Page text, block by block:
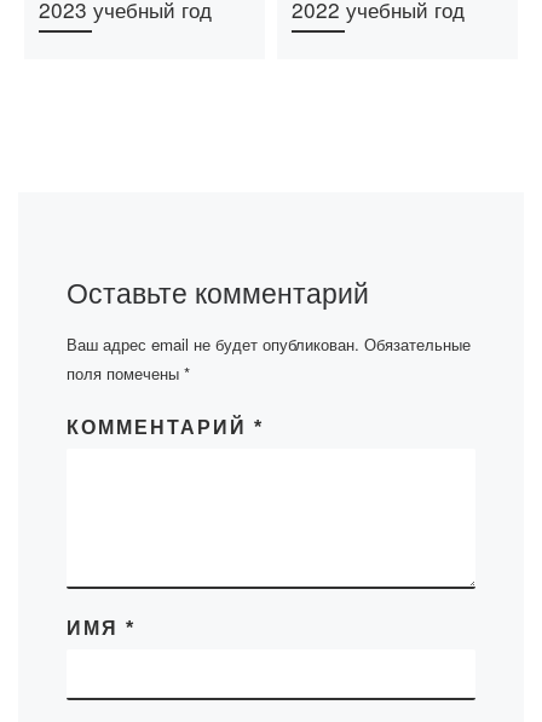
2023 учебный год
2022 учебный год
Оставьте комментарий
Ваш адрес email не будет опубликован. Обязательные
поля помечены *
КОММЕНТАРИЙ *
ИМЯ *